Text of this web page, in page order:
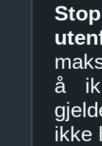
å
ikke